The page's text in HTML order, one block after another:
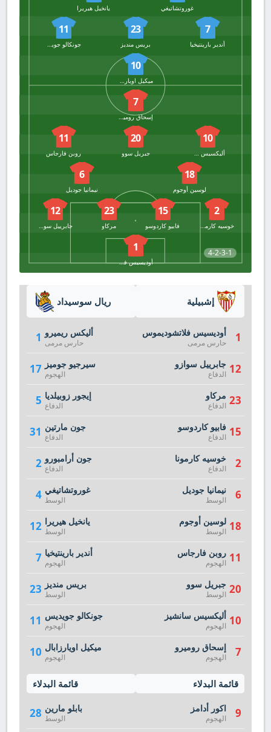
غوروتشاتيغي يانخيل هيريرا
7
أندير بارينتيخيا
23
بريس منديز
11
جونكالو جويديس
10
ميكيل اويارزابال
4-2-3-1
7
إسحاق روميرو
10
أليكسيس سانشيز
20
جبريل سوو
11
روبن فارجاس
18
لوسين أوجوم
6
نيمانيا جوديل
2
خوسيه كارمونا
15
فابيو كاردوسو
23
مركاو
12
جابرييل سوازو
1
أوديسيس فلاتشوديموس
ريال سوسيداد
1 أليكس ريميرو
حارس مرمى
17 سيرجيو جوميز
الهجوم
5 إيجور زوبيلديا
الدفاع
31 جون مارتين
الدفاع
2 جون أرامبورو
الدفاع
4 غوروتشاتيغي
الوسط
12 يانخيل هيريرا
الوسط
7 أندير بارينتيخيا
الهجوم
23 بريس منديز
الوسط
11 جونكالو جويديس
الهجوم
10 ميكيل اويارزابال
الهجوم
قائمة البدلاء
28 بابلو مارين
الوسط
إشبيلية
1 أوديسيس فلاتشوديموس
حارس مرمى
12 جابرييل سوازو
الدفاع
23 مركاو
الدفاع
15 فابيو كاردوسو
الدفاع
2 خوسيه كارمونا
الدفاع
6 نيمانيا جوديل
الوسط
18 لوسين أوجوم
الوسط
11 روبن فارجاس
الهجوم
20 جبريل سوو
الوسط
10 أليكسيس سانشيز
الهجوم
7 إسحاق روميرو
الهجوم
قائمة البدلاء
9 اكور أدامز
الهجوم